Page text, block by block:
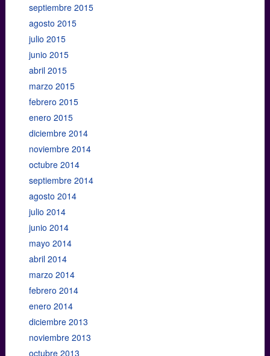
septiembre 2015
agosto 2015
julio 2015
junio 2015
abril 2015
marzo 2015
febrero 2015
enero 2015
diciembre 2014
noviembre 2014
octubre 2014
septiembre 2014
agosto 2014
julio 2014
junio 2014
mayo 2014
abril 2014
marzo 2014
febrero 2014
enero 2014
diciembre 2013
noviembre 2013
octubre 2013